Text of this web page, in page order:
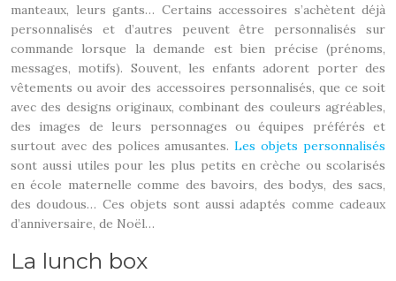
manteaux, leurs gants… Certains accessoires s’achètent déjà
personnalisés et d’autres peuvent être personnalisés sur
commande lorsque la demande est bien précise (prénoms,
messages, motifs). Souvent, les enfants adorent porter des
vêtements ou avoir des accessoires personnalisés, que ce soit
avec des designs originaux, combinant des couleurs agréables,
des images de leurs personnages ou équipes préférés et
surtout avec des polices amusantes.Les objets personnalisés
sont aussi utiles pour les plus petits en crèche ou scolarisés
en école maternelle comme des bavoirs, des bodys, des sacs,
des doudous… Ces objets sont aussi adaptés comme cadeaux
d’anniversaire, de Noël…
La lunch box